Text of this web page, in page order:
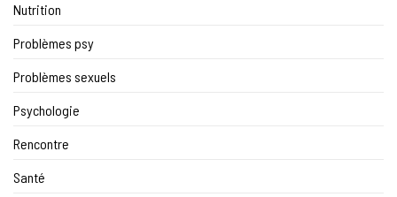
Nutrition
Problèmes psy
Problèmes sexuels
Psychologie
Rencontre
Santé